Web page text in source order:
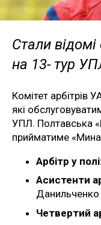
Стали відомі
на 13- тур
Комітет арбітрів
які
УПЛ. Полтавська
прийматиме
Арбітр у
Асистенти
Четвертий